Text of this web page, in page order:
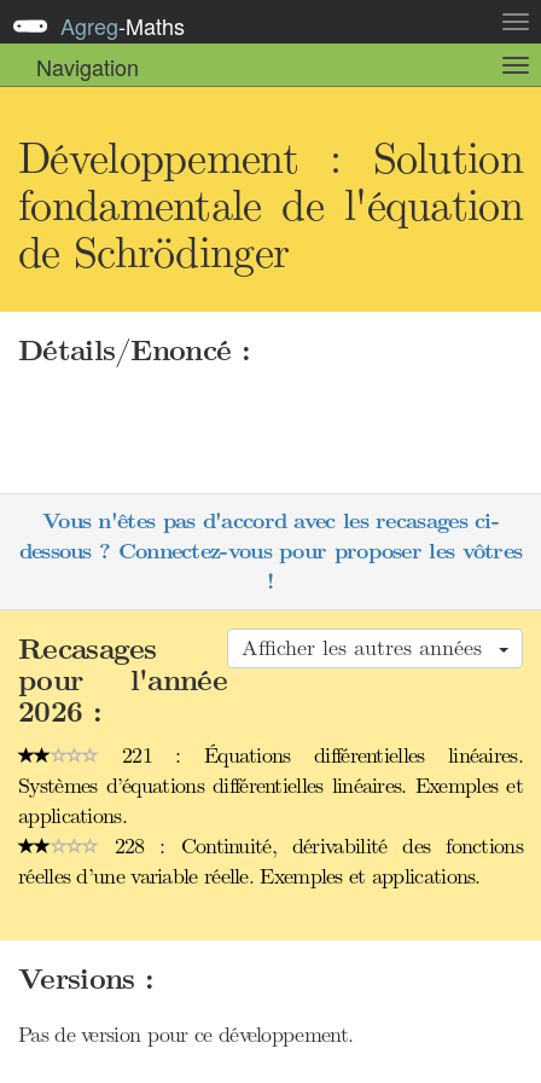
la
Agreg-Maths
Navigation
la
Développement : Solution
fondamentale de l'équation
de Schrödinger
Détails/Enoncé :
Vous n'êtes pas d'accord avec les recasages ci-
dessous ? Connectez-vous pour proposer les vôtres
!
Afficher les autres années
Recasages
pour l'année
2026 :
221 : Équations différentielles linéaires.
Systèmes d’équations différentielles linéaires. Exemples et
applications.
228 : Continuité, dérivabilité des fonctions
réelles d’une variable réelle. Exemples et applications.
Versions :
Pas de version pour ce développement.